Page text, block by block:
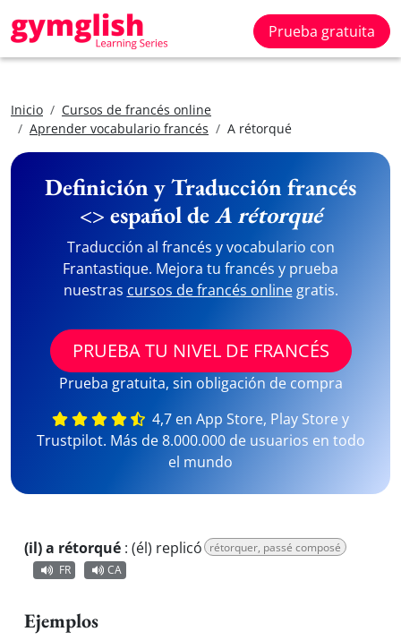
Prueba gratuita
Inicio
Cursos de francés online
Aprender vocabulario francés
A rétorqué
Definición y Traducción francés
<> español deA rétorqué
Traducción al francés y vocabulario con
Frantastique. Mejora tu francés y prueba
nuestras cursos de francés onlinegratis.
PRUEBA TU NIVEL DE FRANCÉS
Prueba gratuita, sin obligación de compra
4,7 en App Store, Play Store y
Trustpilot. Más de 8.000.000 de usuarios en todo
el mundo
(il) a rétorqué : (él) replicó rétorquer, passé composé
FR
CA
Ejemplos